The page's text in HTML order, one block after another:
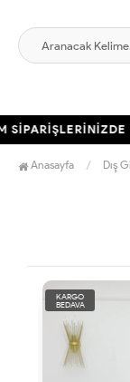
Anasayfa Dış
KARGO
BEDAVA